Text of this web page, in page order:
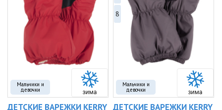
Мальчики и
девочки
ДЕТСКИЕ ВАРЕЖКИ KERRY
Мальчики и
девочки
8
ДЕТСКИЕ ВАРЕЖКИ KERRY